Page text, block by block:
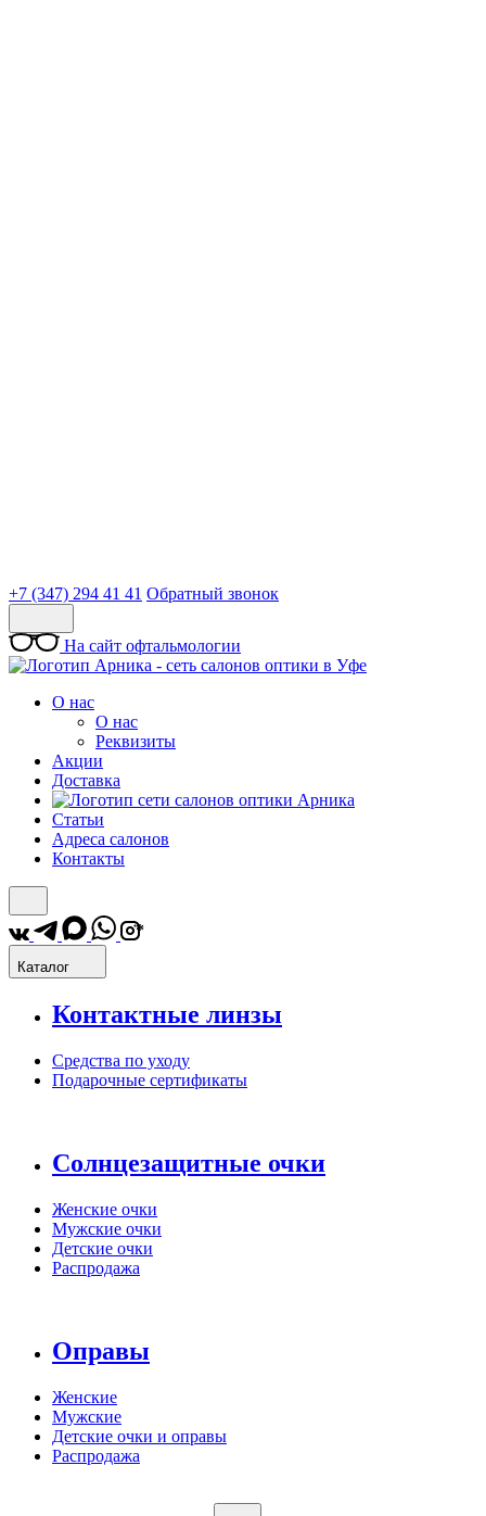
+7 (347) 294 41 41 Обратный звонок
На сайт офтальмологии
О нас
О нас
Реквизиты
Акции
Доставка
Статьи
Адреса салонов
Контакты
*
Каталог
Контактные линзы
Средства по уходу
Подарочные сертификаты
Солнцезащитные очки
Женские очки
Мужские очки
Детские очки
Распродажа
Оправы
Женские
Мужские
Детские очки и оправы
Распродажа